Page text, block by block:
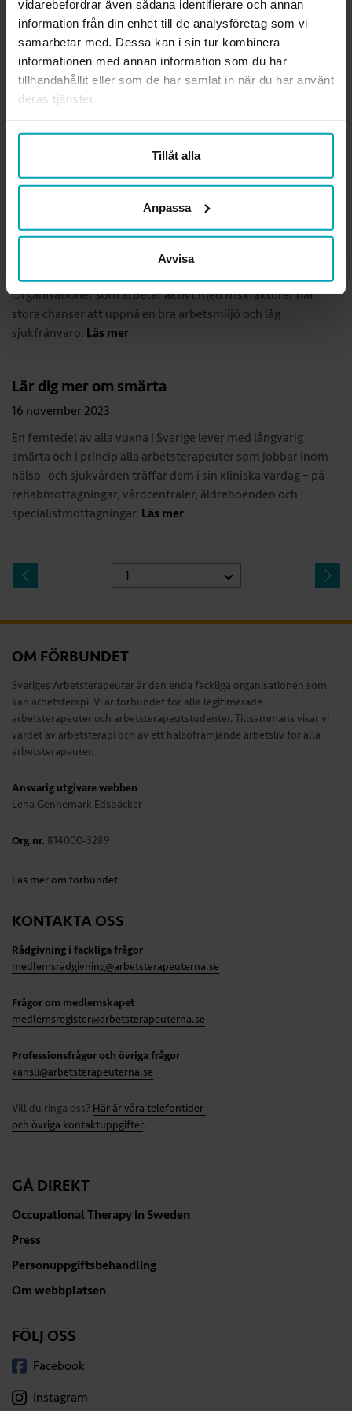
vidarebefordrar även sådana identifierare och annan
information från din enhet till de analysföretag som vi
samarbetar med. Dessa kan i sin tur kombinera
informationen med annan information som du har
tillhandahållit eller som de har samlat in när du har använt
deras tjänster.
Tillåt alla
Anpassa
Avvisa
kreativitet och psykisk hälsa. Det blev arbetsterapi. Läs mer
Vi behöver bli fler
13 december 2023
Sveriges arbetsterapeuter behöver arbetsvillkor som är
hållbara och en lön som motsvarar den kompetens vi har och
det värde vi skapar för individer och samhälle.”
Mindre elände – fokus på friskfaktorer i stället
KOLL PÅ. Vad gör att vi mår bra på jobbet och gillar att gå dit?
Organisationer som arbetar aktivt med friskfaktorer har
stora chanser att uppnå en bra arbetsmiljö och låg
sjukfrånvaro. Läs mer
Lär dig mer om smärta
16 november 2023
En femtedel av alla vuxna i Sverige lever med långvarig
smärta och i princip alla arbetsterapeuter som jobbar inom
hälso- och sjukvården träffar dem i sin kliniska vardag – på
rehabmottagningar, vårdcentraler, äldreboenden och
specialistmottagningar. Läs mer
OM FÖRBUNDET
Sveriges Arbetsterapeuter är den enda fackliga organisationen som
kan arbetsterapi. Vi är förbundet för alla legitimerade
arbetsterapeuter och arbetsterapeutstudenter. Tillsammans visar vi
värdet av arbetsterapi och av ett hälsofrämjande arbetsliv för alla
arbetsterapeuter.
Ansvarig utgivare webben
Lena Gennemark Edsbäcker
Org.nr. 814000-3289
Läs mer om förbundet
KONTAKTA OSS
Rådgivning i fackliga frågor
medlemsradgivning@arbetsterapeuterna.se
Frågor om medlemskapet
medlemsregister@arbetsterapeuterna.se
Professionsfrågor och övriga frågor
kansli@arbetsterapeuterna.se
Vill du ringa oss? Här är våra telefontider
och övriga kontaktuppgifter.
GÅ DIREKT
Occupational Therapy in Sweden
Press
Personuppgiftsbehandling
Om webbplatsen
FÖLJ OSS
Facebook
Instagram